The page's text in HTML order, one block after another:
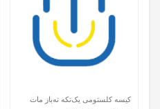
کیسه کلستومی یک‌تکه ته‌باز مات